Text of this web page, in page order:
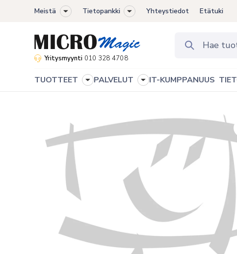
Meistä
Toggle
menu
Tietopankki
Toggle
menu
Yhteystiedot Etätuki
Yritysmyynti 010 328 4708
TUOTTEET
Toggle
PALVELUT
Toggle
IT-KUMPPANUUS